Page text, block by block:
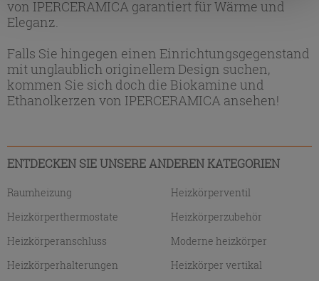
nach der Installation der technischen Cookies fortsetzen.
von IPERCERAMICA garantiert für Wärme und
Eleganz.
Falls Sie hingegen einen Einrichtungsgegenstand
mit unglaublich originellem Design suchen,
kommen Sie sich doch die Biokamine und
Ethanolkerzen von IPERCERAMICA ansehen!
ENTDECKEN SIE UNSERE ANDEREN KATEGORIEN
Raumheizung
Heizkörperventil
Heizkörperthermostate
Heizkörperzubehör
Heizkörperanschluss
Moderne heizkörper
Heizkörperhalterungen
Heizkörper vertikal